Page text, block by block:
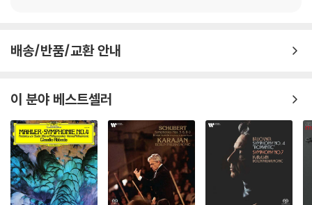
배송/반품/교환 안내
이 분야 베스트셀러